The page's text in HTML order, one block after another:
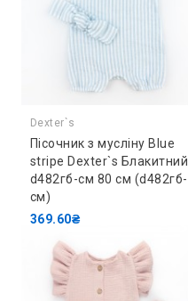
Dexter`s
Пісочник з мусліну Blue
stripe Dexter`s Блакитний
d482гб-см 80 см (d482гб-
см)
369.60₴